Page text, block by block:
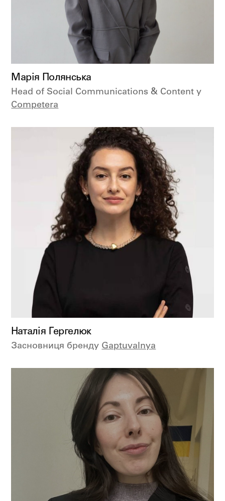
Марія Полянська
Head of Social Communications & Content у
Сompetera
Наталія Гергелюк
Засновниця бренду Gaptuvalnya